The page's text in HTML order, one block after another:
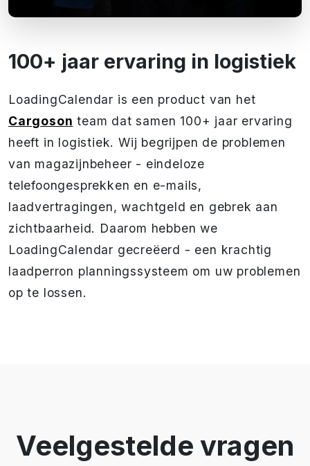
100+ jaar ervaring in logistiek
LoadingCalendar is een product van het
Cargoson team dat samen 100+ jaar ervaring
heeft in logistiek. Wij begrijpen de problemen
van magazijnbeheer - eindeloze
telefoongesprekken en e-mails,
laadvertragingen, wachtgeld en gebrek aan
zichtbaarheid. Daarom hebben we
LoadingCalendar gecreëerd - een krachtig
laadperron planningssysteem om uw problemen
op te lossen.
Veelgestelde vragen